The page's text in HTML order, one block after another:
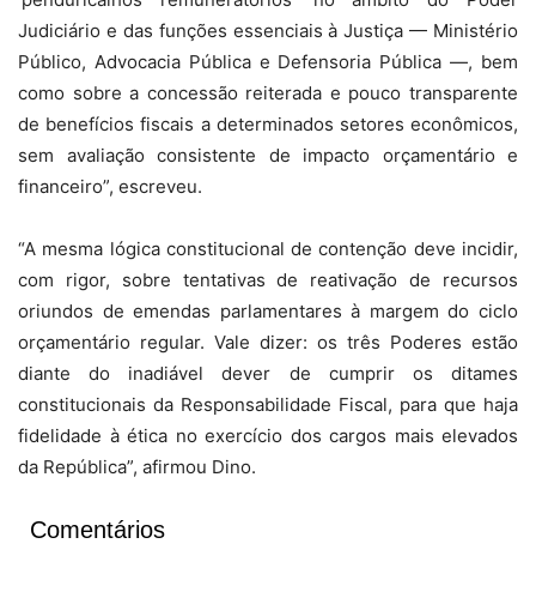
Judiciário e das funções essenciais à Justiça — Ministério
Público, Advocacia Pública e Defensoria Pública —, bem
como sobre a concessão reiterada e pouco transparente
de benefícios fiscais a determinados setores econômicos,
sem avaliação consistente de impacto orçamentário e
financeiro”, escreveu.
“A mesma lógica constitucional de contenção deve incidir,
com rigor, sobre tentativas de reativação de recursos
oriundos de emendas parlamentares à margem do ciclo
orçamentário regular. Vale dizer: os três Poderes estão
diante do inadiável dever de cumprir os ditames
constitucionais da Responsabilidade Fiscal, para que haja
fidelidade à ética no exercício dos cargos mais elevados
da República”, afirmou Dino.
Comentários